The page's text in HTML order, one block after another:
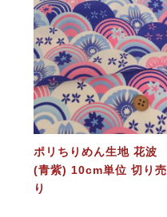
ポリちりめん生地 花波
(青紫) 10cm単位 切り売
り